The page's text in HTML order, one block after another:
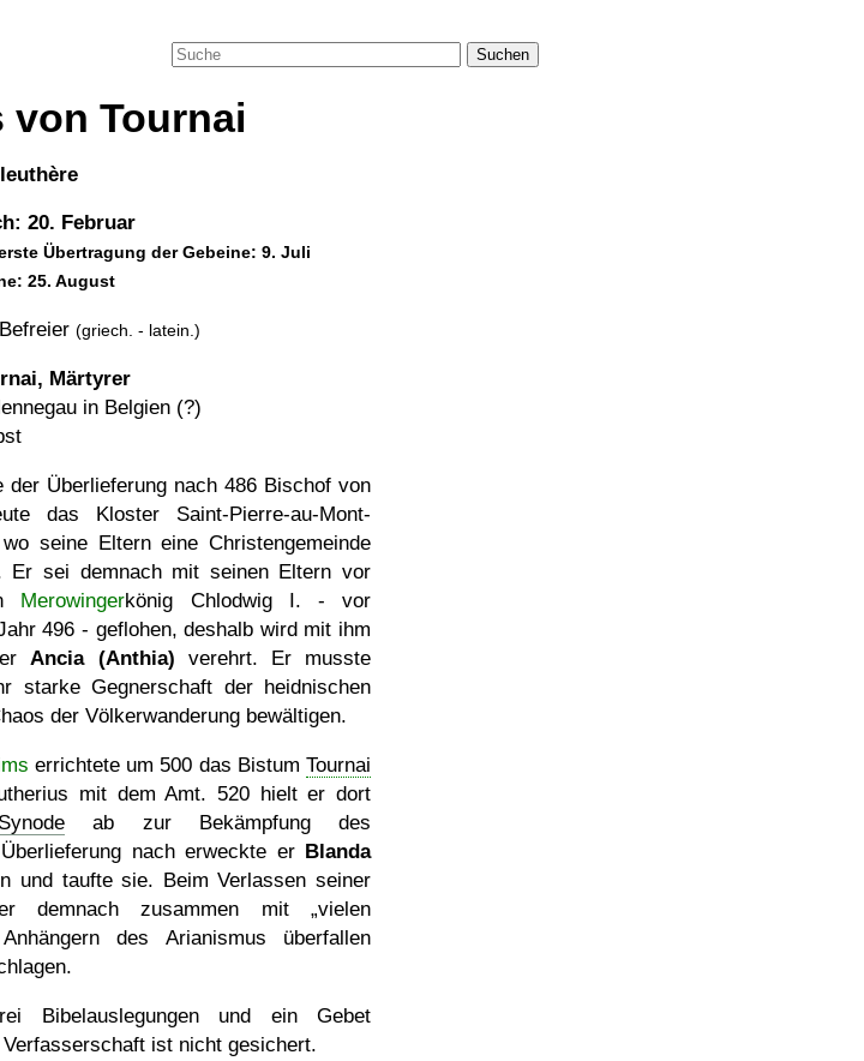
Suchen
von Tournai
20. Februar
Übertragung der Gebeine: 9. Juli
25. August
(griech. - latein.)
Märtyrer
in Belgien (?)
der Überlieferung nach 486 Bischof von
das Kloster Saint-Pierre-au-Mont-
seine Eltern eine Christengemeinde
Er sei demnach mit seinen Eltern vor
Merowingerkönig Chlodwig I. - vor
496 - geflohen, deshalb wird mit ihm
Ancia (Anthia) verehrt. Er musste
starke Gegnerschaft der heidnischen
der Völkerwanderung bewältigen.
errichtete um 500 das Bistum Tournai
mit dem Amt. 520 hielt er dort
Synode ab zur Bekämpfung des
nach erweckte er Blanda
und taufte sie. Beim Verlassen seiner
demnach zusammen mit
vielen
des Arianismus überfallen
Bibelauslegungen und ein Gebet
ist nicht gesichert.